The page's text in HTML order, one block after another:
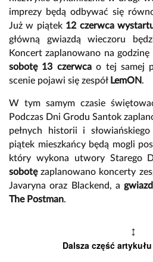
imprezy będą odbywać się
Już w piątek 12 czerwca
główną gwiazdą wieczoru
Koncert zaplanowano na
sobotę 13 czerwcao tej samej
scenie pojawi się zespół LemON.
W tym samym czasie
Podczas Dni Grodu Santok
pełnych historii i
piątek mieszkańcy będą mogli
który wykona utwory Starego
sobotęzaplanowano koncerty
Javaryna oraz Blackend, a
The Postman.
↕
Dalsza część